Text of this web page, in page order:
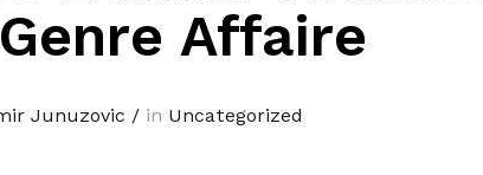
Affaire
Junuzovic /in Uncategorized